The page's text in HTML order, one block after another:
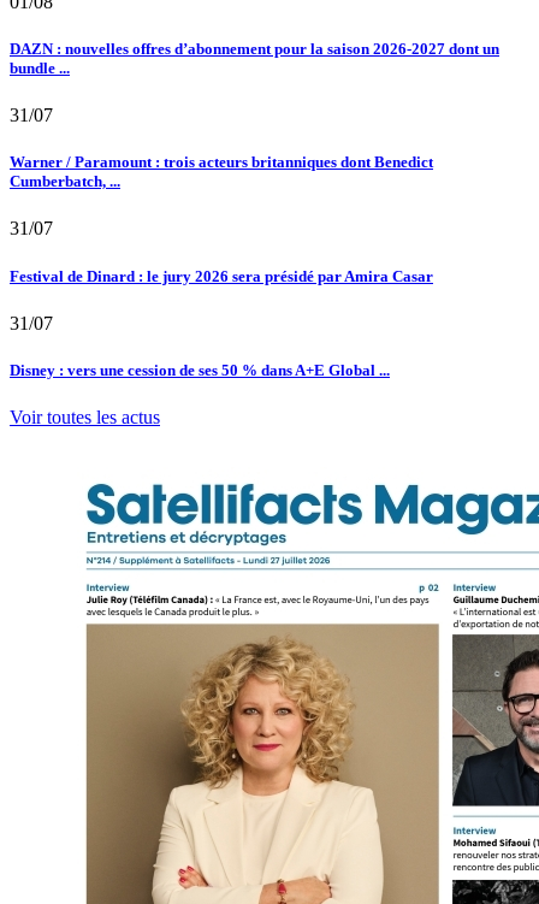
DAZN : nouvelles offres d’abonnement pour la saison 2026-2027 dont un
bundle ...
31/07
Warner / Paramount : trois acteurs britanniques dont Benedict
Cumberbatch, ...
31/07
Festival de Dinard : le jury 2026 sera présidé par Amira Casar
31/07
Disney : vers une cession de ses 50 % dans A+E Global ...
Voir toutes les actus